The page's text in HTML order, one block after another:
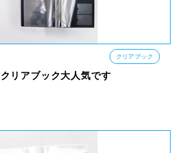
クリアブック
リアブック大人気です